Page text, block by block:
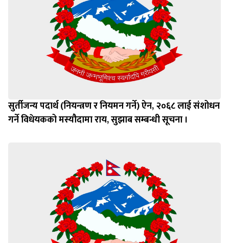
सुर्तीजन्य पदार्थ (नियन्त्रण र नियमन गर्ने) ऐन, २०६८ लाई संशोधन
गर्ने विधेयकको मस्यौदामा राय, सुझाब सम्बन्धी सूचना ।